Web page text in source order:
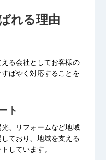
れる理由
る会社としてお客様の
すばやく対応することを
ト
、リフォームなど地域
ており、地域を支える
しています。